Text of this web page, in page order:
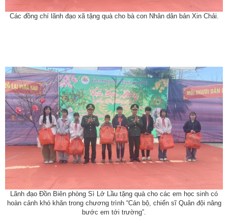
Các đồng chí lãnh đạo xã tặng quà cho bà con Nhân dân bản Xin Chải.
Lãnh đạo Đồn Biên phòng Sì Lở Lầu tặng quà cho các em học sinh có
hoàn cảnh khó khăn trong chương trình “Cán bộ, chiến sĩ Quân đội nâng
bước em tới trường”.